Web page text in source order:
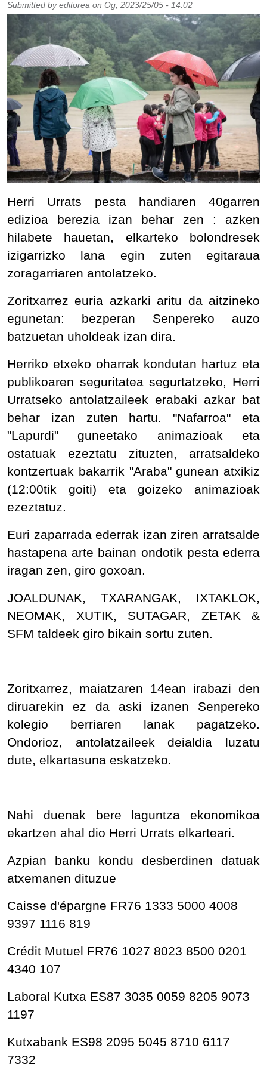
Submitted by editorea on Og, 2023/25/05 - 14:02
Herri Urrats pesta handiaren 40garren
edizioa berezia izan behar zen : azken
hilabete hauetan, elkarteko bolondresek
izigarrizko lana egin zuten egitaraua
zoragarriaren antolatzeko.
Zoritxarrez euria azkarki aritu da aitzineko
egunetan: bezperan Senpereko auzo
batzuetan uholdeak izan dira.
Herriko etxeko oharrak kondutan hartuz eta
publikoaren seguritatea segurtatzeko, Herri
Urratseko antolatzaileek erabaki azkar bat
behar izan zuten hartu. "Nafarroa" eta
"Lapurdi" guneetako animazioak eta
ostatuak ezeztatu zituzten, arratsaldeko
kontzertuak bakarrik "Araba" gunean atxikiz
(12:00tik goiti) eta goizeko animazioak
ezeztatuz.
Euri zaparrada ederrak izan ziren arratsalde
hastapena arte bainan ondotik pesta ederra
iragan zen, giro goxoan.
JOALDUNAK, TXARANGAK, IXTAKLOK,
NEOMAK, XUTIK, SUTAGAR, ZETAK &
SFM taldeek giro bikain sortu zuten.
Zoritxarrez, maiatzaren 14ean irabazi den
diruarekin ez da aski izanen Senpereko
kolegio berriaren lanak pagatzeko.
Ondorioz, antolatzaileek deialdia luzatu
dute, elkartasuna eskatzeko.
Nahi duenak bere laguntza ekonomikoa
ekartzen ahal dio Herri Urrats elkarteari.
Azpian banku kondu desberdinen datuak
atxemanen dituzue
Caisse d'épargne FR76 1333 5000 4008
9397 1116 819
Crédit Mutuel FR76 1027 8023 8500 0201
4340 107
Laboral Kutxa ES87 3035 0059 8205 9073
1197
Kutxabank ES98 2095 5045 8710 6117
7332